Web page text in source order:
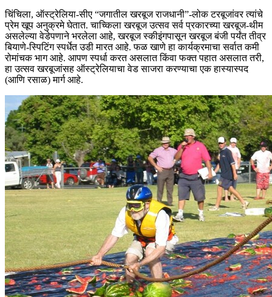
चिंचिला, ऑस्ट्रेलिया-सीए “जगातील खरबूज राजधानी”-लोक टरबूजांवर त्यांचे
प्रेम खूप अनुक्रमे घेतात. चाच्किला खरबूज उत्सव सर्व प्रकारच्या खरबूज-थीम
असलेल्या वेडेपणाने भरलेला आहे, खरबूज स्कीइंगपासून खरबूज बंजी पर्यंत तीव्र
बियाणे-स्पिटिंग स्पर्धेत उडी मारत आहे. फळ खाणे हा कार्यक्रमाचा सर्वात कमी
रोमांचक भाग आहे. आपण स्पर्धा करत असलात किंवा फक्त पहात असलात तरी,
हा उत्सव खरबूजांसह ऑस्ट्रेलियाचा वेड साजरा करण्याचा एक हास्यास्पद
(आणि रसाळ) मार्ग आहे.